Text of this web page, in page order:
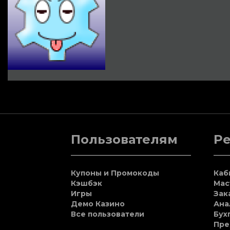
Пользователям
Купоны и Промокоды
Кэшбэк
Игры
Демо Казино
Все пользователи